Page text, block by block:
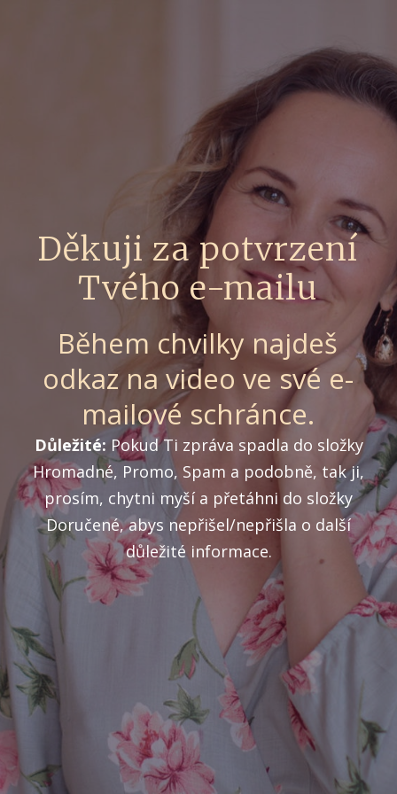
Děkuji za potvrzení
Tvého e-mailu
Během chvilky najdeš
odkaz na video ve své e-
mailové schránce.
Důležité: Pokud Ti zpráva spadla do složky
Hromadné, Promo, Spam a podobně, tak ji,
prosím, chytni myší a přetáhni do složky
Doručené, abys nepřišel/nepřišla o další
důležité informace.